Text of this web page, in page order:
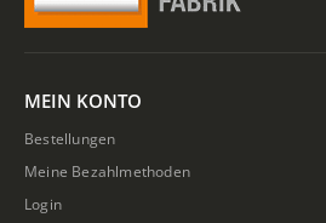
MEIN KONTO
Bestellungen
Meine Bezahlmethoden
Login